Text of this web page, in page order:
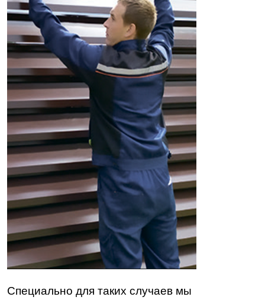
Специально для таких случаев мы